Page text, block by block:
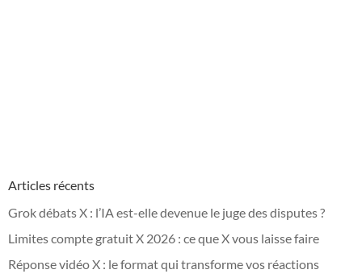
Articles récents
Grok débats X : l’IA est-elle devenue le juge des disputes ?
Limites compte gratuit X 2026 : ce que X vous laisse faire
Réponse vidéo X : le format qui transforme vos réactions